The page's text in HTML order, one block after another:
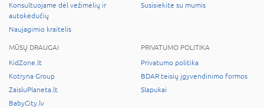
Konsultuojame dėl vežimėlių ir
autokėdučių
Naujagimio kraitelis
Susisiekite su mumis
MŪSŲ DRAUGAI
KidZone.lt
Kotryna Group
ZaisluPlaneta.lt
BabyCity.lv
PRIVATUMO POLITIKA
Privatumo politika
BDAR teisių įgyvendinimo formos
Slapukai